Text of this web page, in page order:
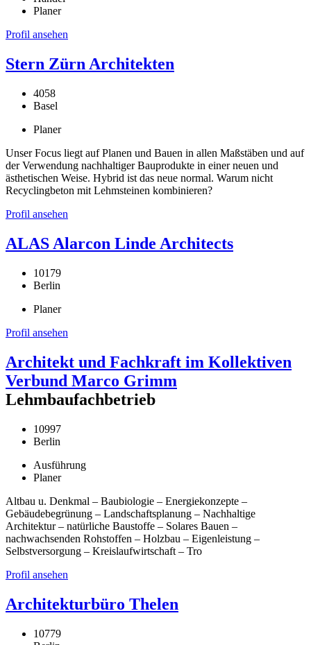
Planer
Profil ansehen
Stern Zürn Architekten
4058
Basel
Planer
Unser Focus liegt auf Planen und Bauen in allen Maßstäben und auf
der Verwendung nachhaltiger Bauprodukte in einer neuen und
ästhetischen Weise. Hybrid ist das neue normal. Warum nicht
Recyclingbeton mit Lehmsteinen kombinieren?
Profil ansehen
ALAS Alarcon Linde Architects
10179
Berlin
Planer
Profil ansehen
Architekt und Fachkraft im Kollektiven
Verbund Marco Grimm
Lehmbaufachbetrieb
10997
Berlin
Ausführung
Planer
Altbau u. Denkmal – Baubiologie – Energiekonzepte –
Gebäudebegrünung – Landschaftsplanung – Nachhaltige
Architektur – natürliche Baustoffe – Solares Bauen –
nachwachsenden Rohstoffen – Holzbau – Eigenleistung –
Selbstversorgung – Kreislaufwirtschaft – Tro
Profil ansehen
Architekturbüro Thelen
10779